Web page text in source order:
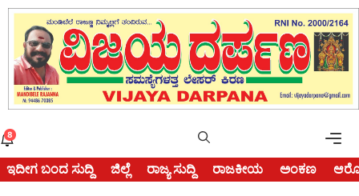
Skip
content
8
ಇದೀಗ ಬಂದ ಸುದ್ದಿ ಜಿಲ್ಲೆ ರಾಜ್ಯ ಸುದ್ದಿ ರಾಜಕೀಯ ಅಂಕಣ